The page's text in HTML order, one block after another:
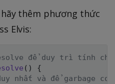
thêm phương thức
Elvis:
để duy trì tính
( )
{
nhất và để garbage